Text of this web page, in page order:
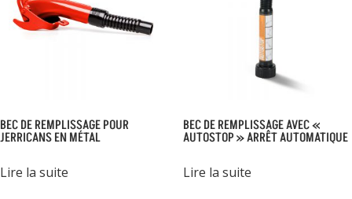
BEC DE REMPLISSAGE POUR
JERRICANS EN MÉTAL
Lire la suite
BEC DE REMPLISSAGE AVEC «
AUTOSTOP » ARRÊT AUTOMATIQUE
Lire la suite